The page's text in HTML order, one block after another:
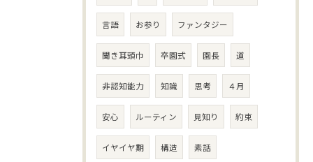
言語 お参り ファンタジー
聞き耳頭巾 卒園式 園長 道
非認知能力 知識 思考 ４月
安心 ルーティン 見知り 約束
イヤイヤ期 構造 素話